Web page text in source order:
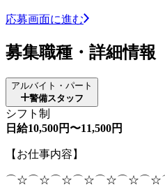
応募画面に進む
募集職種・詳細情報
アルバイト・パート
警備スタッフ
シフト制
日給10,500円〜11,500円
【お仕事内容】